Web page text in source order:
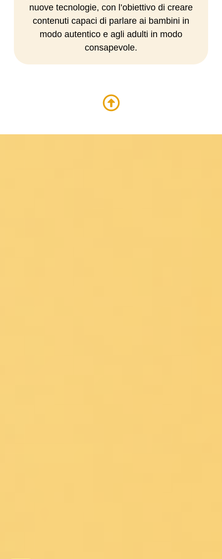
nuove tecnologie, con l’obiettivo di creare
contenuti capaci di parlare ai bambini in
modo autentico e agli adulti in modo
consapevole.